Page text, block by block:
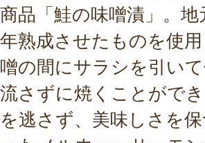
品「鮭の味噌漬」。
熟成させたものを使
の間にサラシを引い
さずに焼くことがで
逃さず、美味しさを